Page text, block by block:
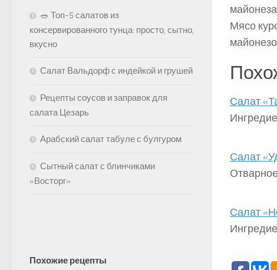
Мясо
Салат
Салат
Салат
🥗 Топ-5 салатов из
консервированного тунца: просто, сытно,
вкусно
Салат Вальдорф с индейкой и грушей
Рецепты соусов и заправок для
салата Цезарь
Арабский салат табуле с булгуром
Сытный салат с блинчиками
«Восторг»
Похожие рецепты